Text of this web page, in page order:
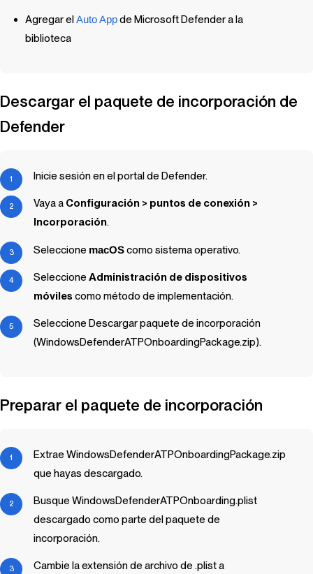
Agregar elAuto Appde Microsoft Defender a la
biblioteca
Descargar el paquete de incorporación de
Defender
Inicie sesión en el portal de Defender.
Vaya a Configuración > puntos de conexión >
Incorporación.
Seleccione macOScomo sistema operativo.
Seleccione Administración de dispositivos
móviles como método de implementación.
Seleccione Descargar paquete de incorporación
(WindowsDefenderATPOnboardingPackage.zip).
Preparar el paquete de incorporación
Extrae WindowsDefenderATPOnboardingPackage.zip
que hayas descargado.
Busque WindowsDefenderATPOnboarding.plist
descargado como parte del paquete de
incorporación.
Cambie la extensión de archivo de .plist a